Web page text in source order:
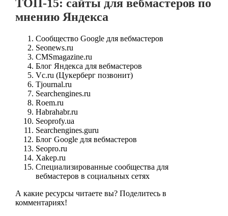
ТОП-15: сайты для вебмастеров по
мнению Яндекса
Сообщество Google для вебмастеров
Seonews.ru
CMSmagazine.ru
Блог Яндекса для вебмастеров
Vc.ru (Цукерберг позвонит)
Tjournal.ru
Searchengines.ru
Roem.ru
Habrahabr.ru
Seoprofy.ua
Searchengines.guru
Блог Google для вебмастеров
Seopro.ru
Xakep.ru
Специализированные сообщества для
вебмастеров в социальных сетях
А какие ресурсы читаете вы? Поделитесь в
комментариях!